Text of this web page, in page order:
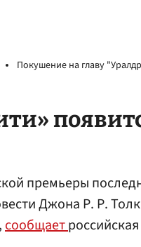
Покушение на главу
премьеры
Джона Р. Р.
сообщает